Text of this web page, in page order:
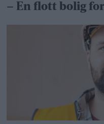
– En flott bolig